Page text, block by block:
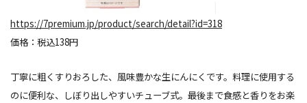
https://7premium.jp/product/search/detail?id=318
価格：税込138円
丁寧に粗くすりおろした、風味豊かな生にんにくです。料理に使用する
のに便利な、しぼり出しやすいチューブ式。最後まで食感と香りをお楽